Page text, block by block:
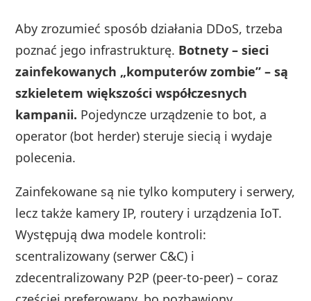
Aby zrozumieć sposób działania DDoS, trzeba
poznać jego infrastrukturę. Botnety – sieci
zainfekowanych „komputerów zombie” – są
szkieletem większości współczesnych
kampanii. Pojedyncze urządzenie to bot, a
operator (bot herder) steruje siecią i wydaje
polecenia.
Zainfekowane są nie tylko komputery i serwery,
lecz także kamery IP, routery i urządzenia IoT.
Występują dwa modele kontroli:
scentralizowany (serwer C&C) i
zdecentralizowany P2P (peer‑to‑peer) – coraz